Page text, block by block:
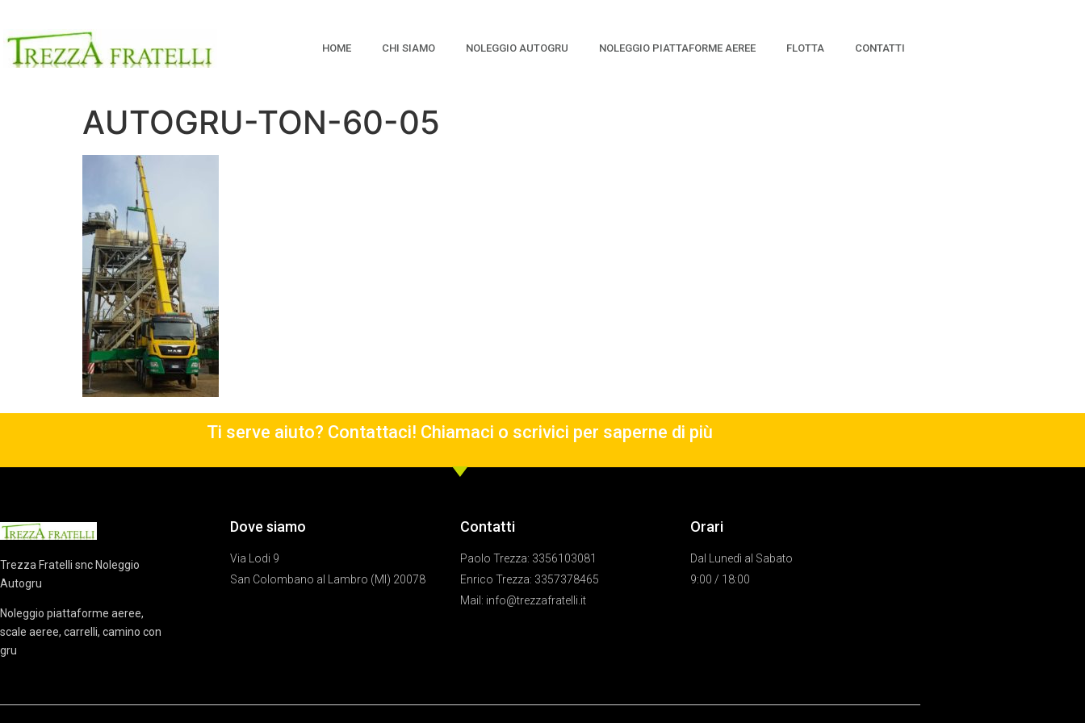
HOME CHI SIAMO NOLEGGIO AUTOGRU NOLEGGIO PIATTAFORME AEREE FLOTTA CONTATTI
AUTOGRU-TON-60-05
Ti serve aiuto? Contattaci! Chiamaci o scrivici per saperne di più
Trezza Fratelli snc Noleggio
Autogru
Noleggio piattaforme aeree,
scale aeree, carrelli, camino con
gru
Dove siamo
Via Lodi 9
San Colombano al Lambro (MI) 20078
Contatti
Paolo Trezza: 3356103081
Enrico Trezza: 3357378465
Mail: info@trezzafratelli.it
Orari
Dal Lunedì al Sabato
9:00 / 18:00